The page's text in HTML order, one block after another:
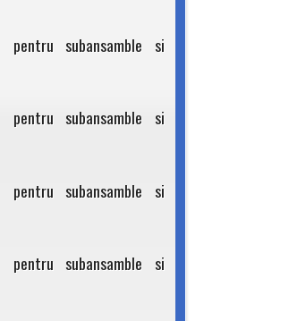
pentru subansamble si
pentru subansamble si
pentru subansamble si
pentru subansamble si